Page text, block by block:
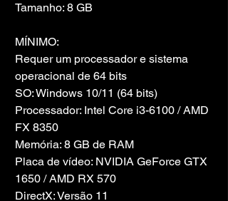
Tamanho: 8 GB
MÍNIMO:
Requer um processador e sistema
operacional de 64 bits
SO: Windows 10/11 (64 bits)
Processador: Intel Core i3-6100 / AMD
FX 8350
Memória: 8 GB de RAM
Placa de vídeo: NVIDIA GeForce GTX
1650 / AMD RX 570
DirectX: Versão 11